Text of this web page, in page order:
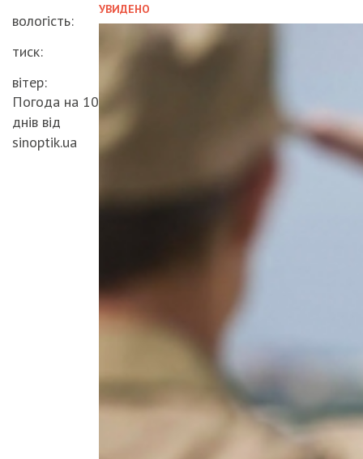
УВИДЕНО
вологість:
тиск:
вітер:
Погода на 10
днів від
sinoptik.ua